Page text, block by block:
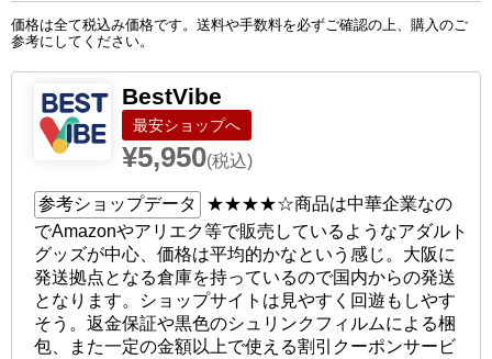
価格は全て税込み価格です。送料や手数料を必ずご確認の上、購入のご
参考にしてください。
BestVibe
ショップへ
¥5,950(税込)
参考ショップデータ ★★★★☆商品は中華企業なの
でAmazonやアリエク等で販売しているようなアダルト
グッズが中心、価格は平均的かなという感じ。大阪に
発送拠点となる倉庫を持っているので国内からの発送
となります。ショップサイトは見やすく回遊もしやす
そう。返金保証や黒色のシュリンクフィルムによる梱
包、また一定の金額以上で使える割引クーポンサービ